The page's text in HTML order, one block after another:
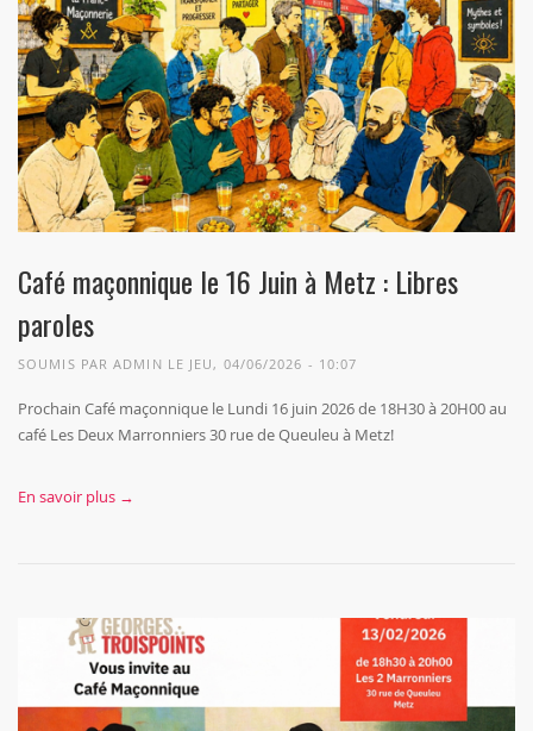
Café maçonnique le 16 Juin à Metz : Libres
paroles
SOUMIS PARADMIN LE JEU, 04/06/2026 - 10:07
Prochain Café maçonnique le Lundi 16 juin 2026 de 18H30 à 20H00 au
café Les Deux Marronniers 30 rue de Queuleu à Metz!
En savoir plus →